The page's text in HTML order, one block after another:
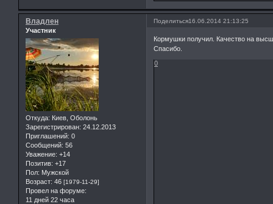
Поделиться16.06.2014 21:13:25
Владлен
Участник
Откуда: Киев, Оболонь
Зарегистрирован: 24.12.2013
Приглашений: 0
Сообщений: 56
Уважение: +14
Позитив: +17
Пол: Мужской
Возраст: 46 [1979-11-29]
Провел на форуме:
11 дней 22 часа
Кормушки получил. Качество на
Спасибо.
0